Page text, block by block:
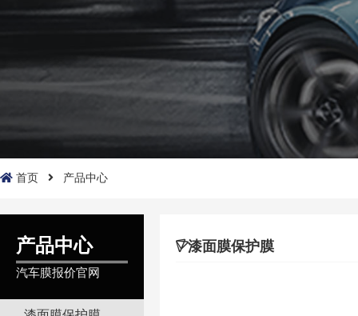
首页 产品中心
产品中心
汽车膜报价官网
漆面膜保护膜